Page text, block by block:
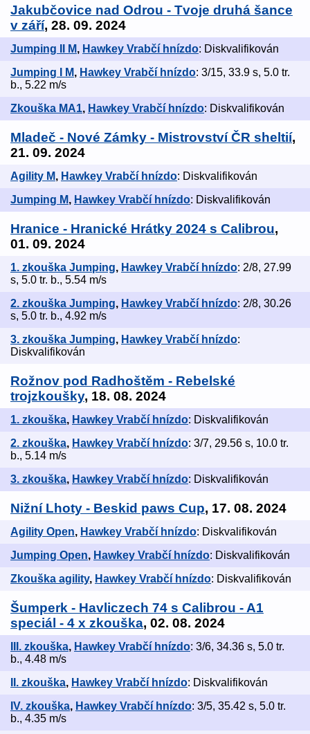
Jakubčovice nad Odrou - Tvoje druhá šance
v září, 28. 09. 2024
Jumping II M, Hawkey Vrabčí hnízdo: Diskvalifikován
Jumping I M, Hawkey Vrabčí hnízdo: 3/15, 33.9 s, 5.0 tr.
b., 5.22 m/s
Zkouška MA1, Hawkey Vrabčí hnízdo: Diskvalifikován
Mladeč - Nové Zámky - Mistrovství ČR sheltií,
21. 09. 2024
Agility M, Hawkey Vrabčí hnízdo: Diskvalifikován
Jumping M, Hawkey Vrabčí hnízdo: Diskvalifikován
Hranice - Hranické Hrátky 2024 s Calibrou,
01. 09. 2024
1. zkouška Jumping, Hawkey Vrabčí hnízdo: 2/8, 27.99
s, 5.0 tr. b., 5.54 m/s
2. zkouška Jumping, Hawkey Vrabčí hnízdo: 2/8, 30.26
s, 5.0 tr. b., 4.92 m/s
3. zkouška Jumping, Hawkey Vrabčí hnízdo:
Diskvalifikován
Rožnov pod Radhoštěm - Rebelské
trojzkoušky, 18. 08. 2024
1. zkouška, Hawkey Vrabčí hnízdo: Diskvalifikován
2. zkouška, Hawkey Vrabčí hnízdo: 3/7, 29.56 s, 10.0 tr.
b., 5.14 m/s
3. zkouška, Hawkey Vrabčí hnízdo: Diskvalifikován
Nižní Lhoty - Beskid paws Cup, 17. 08. 2024
Agility Open, Hawkey Vrabčí hnízdo: Diskvalifikován
Jumping Open, Hawkey Vrabčí hnízdo: Diskvalifikován
Zkouška agility, Hawkey Vrabčí hnízdo: Diskvalifikován
Šumperk - Havliczech 74 s Calibrou - A1
speciál - 4 x zkouška, 02. 08. 2024
III. zkouška, Hawkey Vrabčí hnízdo: 3/6, 34.36 s, 5.0 tr.
b., 4.48 m/s
II. zkouška, Hawkey Vrabčí hnízdo: Diskvalifikován
IV. zkouška, Hawkey Vrabčí hnízdo: 3/5, 35.42 s, 5.0 tr.
b., 4.35 m/s